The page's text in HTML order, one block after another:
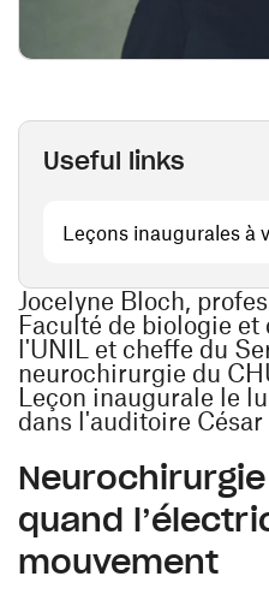
Useful links
Leçons inaugurales à
Jocelyne Bloch,
Faculté de biologie et
l'UNIL et cheffe du
neurochirurgie du
Leçon inaugurale le
dans l'auditoire César
quand
mouvement